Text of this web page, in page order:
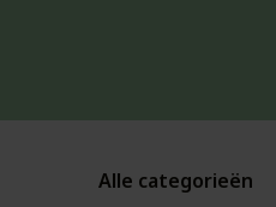
Alle categorieën